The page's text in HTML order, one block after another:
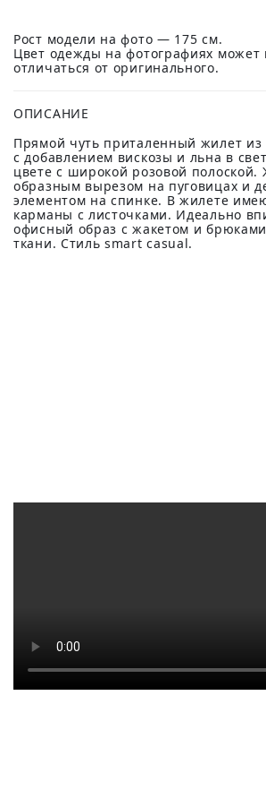
Рост модели на фото — 175 см.
Цвет одежды на фотографиях может
отличаться от оригинального.
ОПИСАНИЕ
Прямой чуть приталенный жилет из
с добавлением вискозы и льна в
цвете с широкой розовой полоской.
образным вырезом на пуговицах и
элементом на спинке. В жилете
карманы с листочками. Идеально
офисный образ с жакетом и
ткани. Стиль smart casual.